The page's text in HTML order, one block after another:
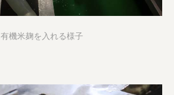
有機米麹を入れる様子